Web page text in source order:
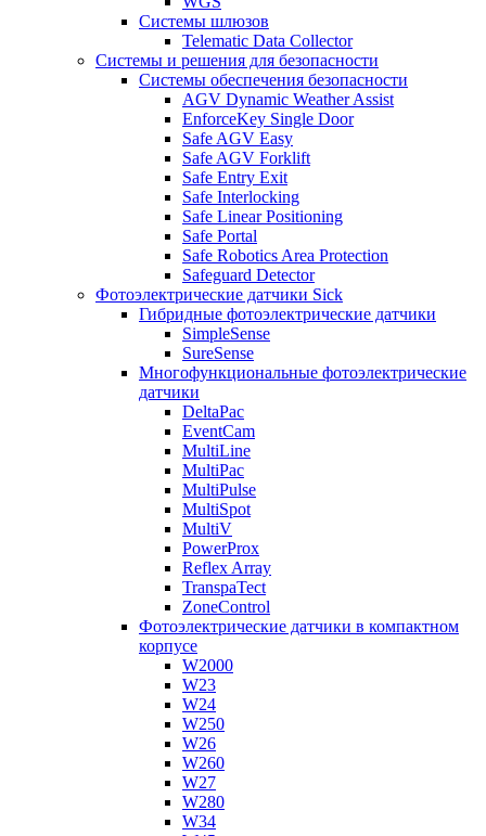
Системы шлюзов
Telematic Data Collector
Системы и решения для безопасности
Системы обеспечения безопасности
AGV Dynamic Weather Assist
EnforceKey Single Door
Safe AGV Easy
Safe AGV Forklift
Safe Entry Exit
Safe Interlocking
Safe Linear Positioning
Safe Portal
Safe Robotics Area Protection
Safeguard Detector
Фотоэлектрические датчики Sick
Гибридные фотоэлектрические датчики
SimpleSense
SureSense
Многофункциональные фотоэлектрические
датчики
DeltaPac
EventCam
MultiLine
MultiPac
MultiPulse
MultiSpot
MultiV
PowerProx
Reflex Array
TranspaTect
ZoneControl
Фотоэлектрические датчики в компактном
корпусе
W2000
W23
W24
W250
W26
W260
W27
W280
W34